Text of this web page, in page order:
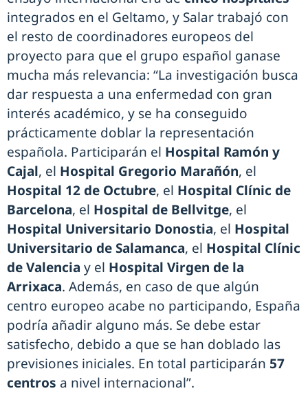
integrados en el Geltamo, y Salar trabajó con
el resto de coordinadores europeos del
proyecto para que el grupo español ganase
mucha más relevancia: “La investigación busca
dar respuesta a una enfermedad con gran
interés académico, y se ha conseguido
prácticamente doblar la representación
española. Participarán el Hospital Ramón y
Cajal, el Hospital Gregorio Marañón, el
Hospital 12 de Octubre, el Hospital Clínic de
Barcelona, el Hospital de Bellvitge, el
Hospital Universitario Donostia, el Hospital
Universitario de Salamanca, el Hospital Clínic
de Valencia y el Hospital Virgen de la
Arrixaca. Además, en caso de que algún
centro europeo acabe no participando, España
podría añadir alguno más. Se debe estar
satisfecho, debido a que se han doblado las
previsiones iniciales. En total participarán 57
centros a nivel internacional”.